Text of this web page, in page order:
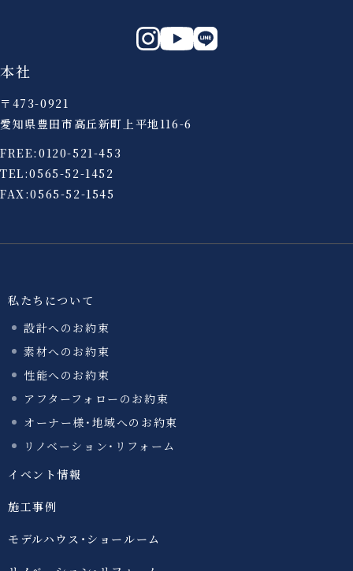
私たちについて
設計へのお約束
素材へのお約束
性能へのお約束
アフターフォローのお約束
オーナー様・地域へのお約束
リノベーション・リフォーム
イベント情報
施工事例
モデルハウス・ショールーム
本社
〒473-0921
愛知県豊田市高丘新町上平地116-6
FREE: 0120-521-453
TEL:0565-52-1452
FAX:0565-52-1545